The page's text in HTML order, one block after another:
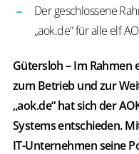
Der geschlossene
„aok.de“ für alle elf
Gütersloh – Im
zum Betrieb und zur
„aok.de“ hat sich der
Systems entschieden.
IT-Unternehmen seine